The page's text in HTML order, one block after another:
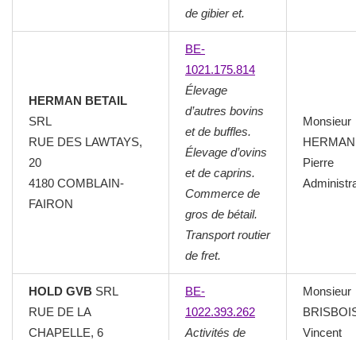
de gibier et.
HERMAN BETAIL
SRL
RUE DES LAWTAYS,
20
4180 COMBLAIN-
FAIRON
BE-
1021.175.814
Élevage
d’autres bovins
et de buffles.
Élevage d’ovins
et de caprins.
Commerce de
gros de bétail.
Transport routier
de fret.
Monsieur
HERMAN
Pierre
HOLD GVB SRL
RUE DE LA
CHAPELLE, 6
BE-
1022.393.262
Activités de
Monsieur
Vincent